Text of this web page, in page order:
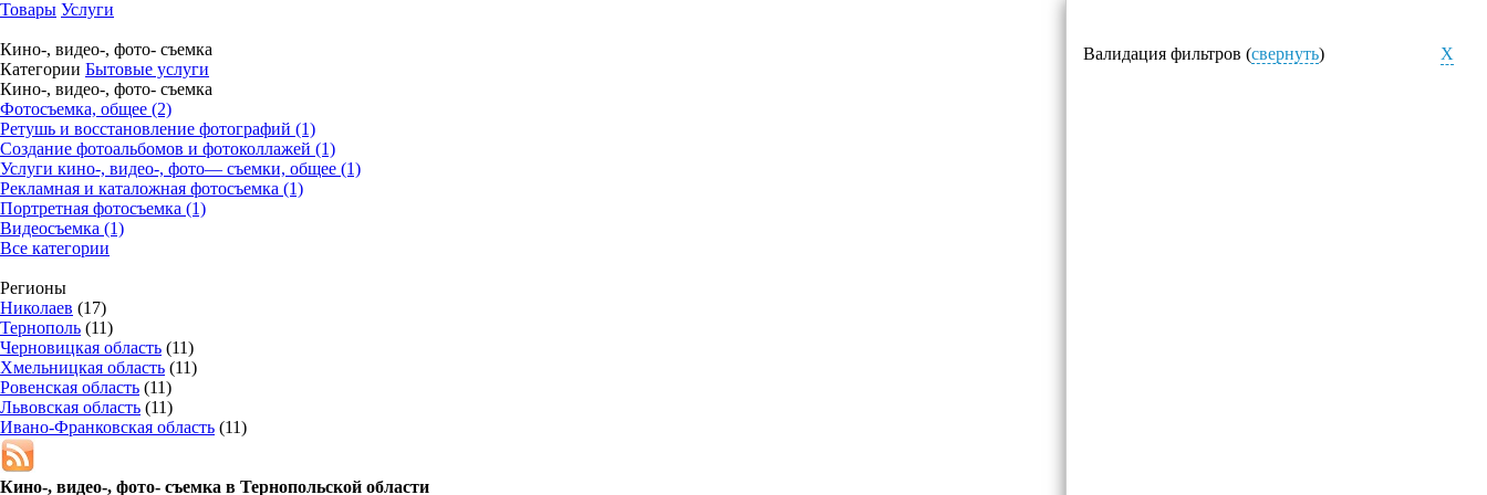
Товары Услуги
Кино-, видео-, фото- съемка Валидация фильтров (свернуть)
X
Категории Бытовые услуги
Кино-, видео-, фото- съемка
Фотосъемка, общее (2)
Ретушь и восстановление фотографий (1)
Создание фотоальбомов и фотоколлажей (1)
Услуги кино-, видео-, фото— съемки, общее (1)
Рекламная и каталожная фотосъемка (1)
Портретная фотосъемка (1)
Видеосъемка (1)
Все категории
Регионы
Николаев (17)
Тернополь (11)
Черновицкая область (11)
Хмельницкая область (11)
Ровенская область (11)
Львовская область (11)
Ивано-Франковская область (11)
Кино-, видео-, фото- съемка в Тернопольской области